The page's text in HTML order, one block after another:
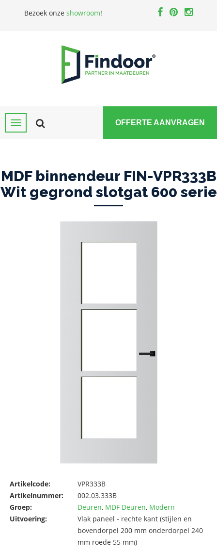
Bezoek onze showroom!
OFFERTE AANVRAGEN
MDF binnendeur FIN-VPR333B
Wit gegrond slotgat 600 serie
Artikelcode:
VPR333B
Artikelnummer:
002.03.333B
Groep:
Deuren, MDF Deuren, Modern
Uitvoering:
Vlak paneel - rechte kant (stijlen en
bovendorpel 200 mm onderdorpel 240
mm roede 55 mm)